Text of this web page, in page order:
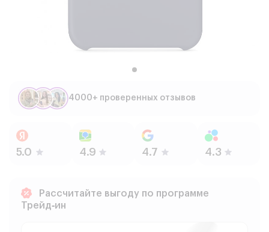
4000+ проверенных отзывов
Рассчитайте выгоду по программе
Трейд‑ин